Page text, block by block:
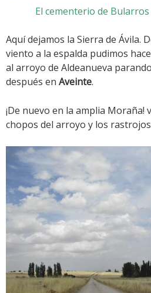
El cementerio de Bularros
Aquí dejamos la Sierra de Ávila.
viento a la espalda pudimos
al arroyo de Aldeanueva
después en Aveinte.
¡De nuevo en la amplia Moraña!
chopos del arroyo y los